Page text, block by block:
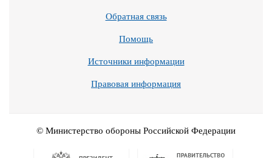
Обратная связь
Помощь
Источники информации
Правовая информация
© Министерство обороны Российской Федерации